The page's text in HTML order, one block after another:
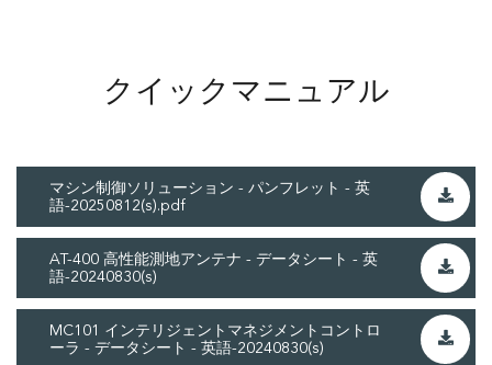
クイックマニュアル
マシン制御ソリューション - パンフレット - 英
語-20250812(s).pdf
AT-400 高性能測地アンテナ - データシート - 英
語-20240830(s)
MC101 インテリジェントマネジメントコントロ
ーラ - データシート - 英語-20240830(s)